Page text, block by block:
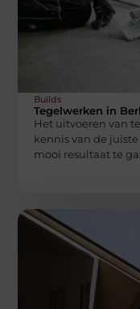
Builds
Tegelwerken in
Het uitvoeren van
kennis van de
mooi resultaat te